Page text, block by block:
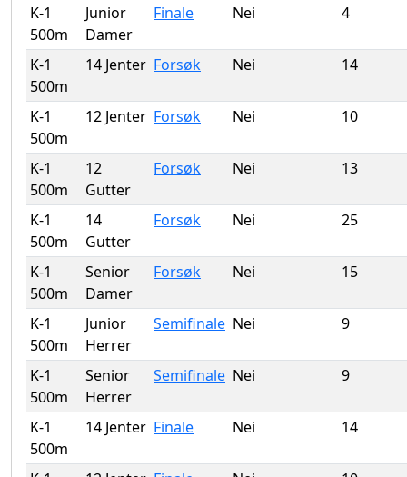
K-1
500m
Junior
Damer
Finale Nei 4
K-1
500m
14 Jenter Forsøk Nei 14
K-1
500m
12 Jenter Forsøk Nei 10
K-1
500m
12
Gutter
Forsøk Nei 13
K-1
500m
14
Gutter
Forsøk Nei 25
K-1
500m
Senior
Damer
Forsøk Nei 15
K-1
500m
Junior
Herrer
Semifinale Nei 9
K-1
500m
Senior
Herrer
Semifinale Nei 9
K-1
500m
14 Jenter Finale Nei 14